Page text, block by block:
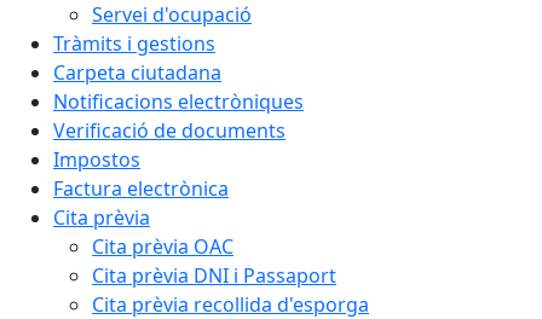
Servei d'ocupació
Tràmits i gestions
Carpeta ciutadana
Notificacions electròniques
Verificació de documents
Impostos
Factura electrònica
Cita prèvia
Cita prèvia OAC
Cita prèvia DNI i Passaport
Cita prèvia recollida d'esporga